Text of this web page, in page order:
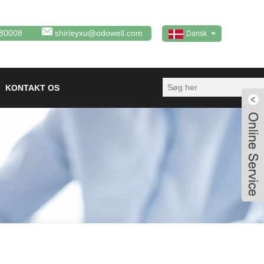
Dansk
shirleyxu@odowell.com
KONTAKT OS